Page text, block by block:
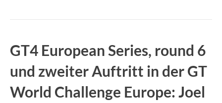
GT4 European Series, round 6
und zweiter Auftritt in der GT
World Challenge Europe: Joel